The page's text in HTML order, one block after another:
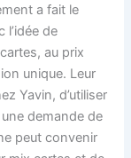
a fait le
de
au prix
unique. Leur
Yavin, d’utiliser
demande de
peut convenir